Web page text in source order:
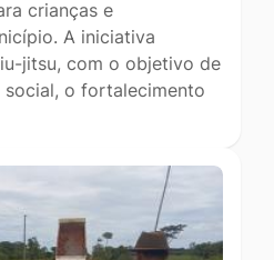
crianças e
A iniciativa
jitsu, com o objetivo de
o fortalecimento